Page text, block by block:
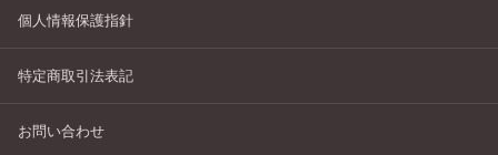
個人情報保護指針
特定商取引法表記
お問い合わせ